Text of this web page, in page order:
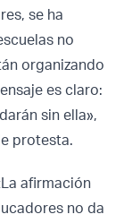
se ha
no
organizando
es claro:
sin ella»,
protesta.
afirmación
no da